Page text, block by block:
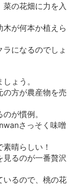
の花畑に力を入
が何本か植えら
になるのでしょ
ょう。
の方が農産物を売
が慣例。
さっそく味噌
晴らしい！
るのが一番贅沢
いるので、桃の花